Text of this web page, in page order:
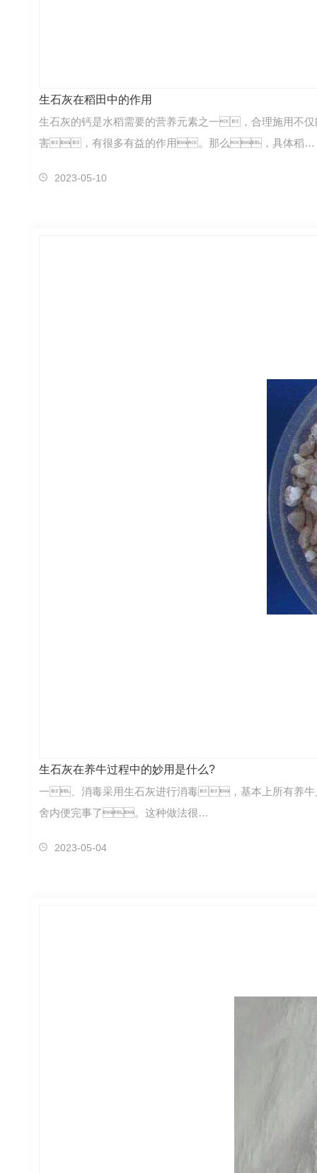
生石灰在稻田中的作用
生石灰的钙是水稻需要的营养元素之一，合理施用
害，有很多有益的作用。那么，具体稻…
2023-05-10
生石灰在养牛过程中的妙用是什么?
一、消毒采用生石灰进行消毒，基本上所有养
舍内便完事了。这种做法很…
2023-05-04